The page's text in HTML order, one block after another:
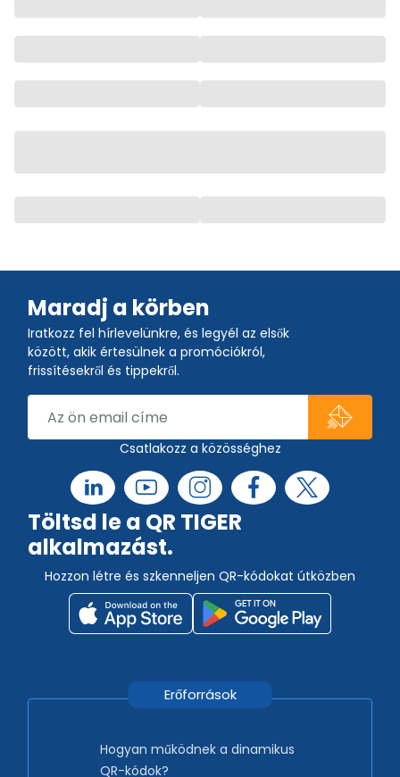
Maradj a körben
Iratkozz fel hírlevelünkre, és legyél az elsők
között, akik értesülnek a promóciókról,
frissítésekről és tippekről.
Csatlakozz a közösséghez
Töltsd le a QR TIGER
alkalmazást.
Hozzon létre és szkenneljen QR-kódokat útközben
Erőforrások
Hogyan működnek a dinamikus
QR-kódok?